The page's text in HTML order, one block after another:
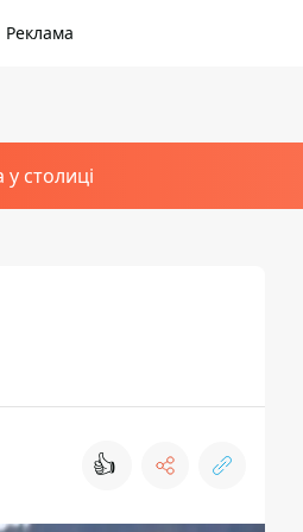
Реклама
у столиці
👍